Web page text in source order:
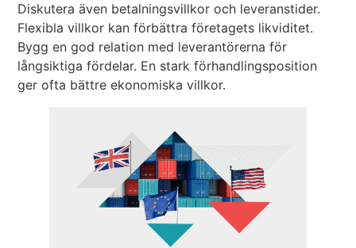
Diskutera även betalningsvillkor och leveranstider.
Flexibla villkor kan förbättra företagets likviditet.
Bygg en god relation med leverantörerna för
långsiktiga fördelar. En stark förhandlingsposition
ger ofta bättre ekonomiska villkor.